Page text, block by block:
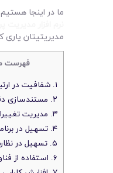
ما در اینجا
مدیریتیتان یاری
فهرست
۱. شفافیت در ارتباطات
۲. مستندسازی دقیق و به‌روز
۳. مدیریت تغییرات به‌طور مؤثر
۴. تسهیل در برنامه‌ریزی و زمان‌بندی
۵. تسهیل در نظارت و ارزیابی
۶. استفاده از فناوری‌های نوین